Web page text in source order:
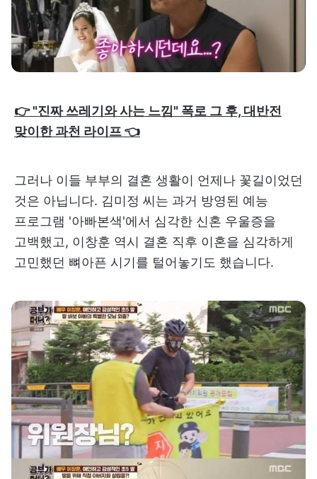
👉 "진짜 쓰레기와 사는 느낌" 폭로 그 후, 대반전
맞이한 과천 라이프 👈
그러나 이들 부부의 결혼 생활이 언제나 꽃길이었던
것은 아닙니다. 김미정 씨는 과거 방영된 예능
프로그램 '아빠본색'에서 심각한 신혼 우울증을
고백했고, 이창훈 역시 결혼 직후 이혼을 심각하게
고민했던 뼈아픈 시기를 털어놓기도 했습니다.